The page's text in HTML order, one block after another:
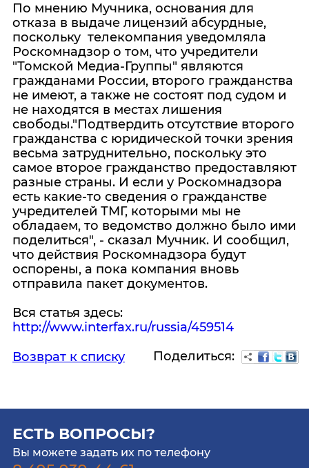
По мнению Мучника, основания для
отказа в выдаче лицензий абсурдные,
поскольку телекомпания уведомляла
Роскомнадзор о том, что учредители
"Томской Медиа-Группы" являются
гражданами России, второго гражданства
не имеют, а также не состоят под судом и
не находятся в местах лишения
свободы."Подтвердить отсутствие второго
гражданства с юридической точки зрения
весьма затруднительно, поскольку это
самое второе гражданство предоставляют
разные страны. И если у Роскомнадзора
есть какие-то сведения о гражданстве
учредителей ТМГ, которыми мы не
обладаем, то ведомство должно было ими
поделиться", - сказал Мучник. И сообщил,
что действия Роскомнадзора будут
оспорены, а пока компания вновь
отправила пакет документов.
Вся статья здесь:
http://www.interfax.ru/russia/459514
Возврат к списку
Поделиться:
ЕСТЬ ВОПРОСЫ?
Вы можете задать их по телефону